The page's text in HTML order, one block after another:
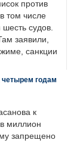
против
том числе
судов.
заявили,
санкции
четырем годам
к
миллион
запрещено